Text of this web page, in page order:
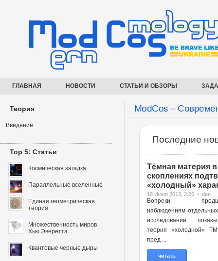
ГЛАВНАЯ НОВОСТИ СТАТЬИ И ОБЗОРЫ
ModCos –
Последние
Тёмная материя в
скоплениях
«холодный»
18 Июня 2013, 2:26 • den
Вопреки
наблюдениям
исследование
теория «холодной»
пред ...
читать
Теория
Введение
Top 5: Статьи
Космическая загадка
Параллельные вселенные
Единая геометрическая
теория
Множественность миров
Хью Эверетта
Квантовые черные дыры